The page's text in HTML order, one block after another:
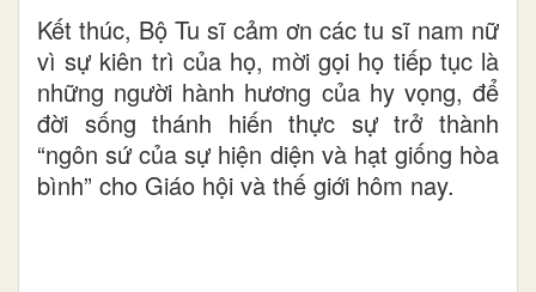
Kết thúc, Bộ Tu sĩ cảm ơn các tu sĩ nam nữ
vì sự kiên trì của họ, mời gọi họ tiếp tục là
những người hành hương của hy vọng, để
đời sống thánh hiến thực sự trở thành
“ngôn sứ của sự hiện diện và hạt giống hòa
bình” cho Giáo hội và thế giới hôm nay.